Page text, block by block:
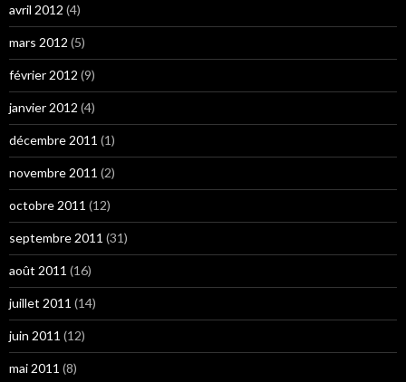
avril 2012 (4)
mars 2012 (5)
février 2012 (9)
janvier 2012 (4)
décembre 2011 (1)
novembre 2011 (2)
octobre 2011 (12)
septembre 2011 (31)
août 2011 (16)
juillet 2011 (14)
juin 2011 (12)
mai 2011 (8)